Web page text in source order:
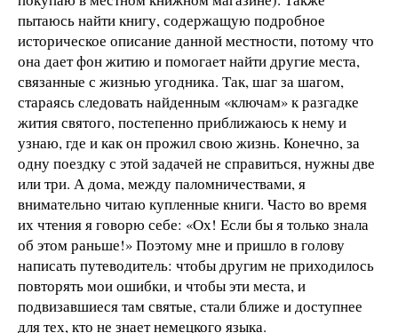
пытаюсь найти книгу, содержащую подробное
историческое описание данной местности, потому что
она дает фон житию и помогает найти другие места,
связанные с жизнью угодника. Так, шаг за шагом,
стараясь следовать найденным «ключам» к разгадке
жития святого, постепенно приближаюсь к нему и
узнаю, где и как он прожил свою жизнь. Конечно, за
одну поездку с этой задачей не справиться, нужны две
или три. А дома, между паломничествами, я
внимательно читаю купленные книги. Часто во время
их чтения я говорю себе: «Ох! Если бы я только знала
об этом раньше!» Поэтому мне и пришло в голову
написать путеводитель: чтобы другим не приходилось
повторять мои ошибки, и чтобы эти места, и
подвизавшиеся там святые, стали ближе и доступнее
для тех, кто не знает немецкого языка.